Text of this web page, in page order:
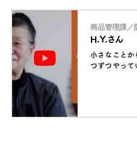
商品管理課／
H.Y.さん
小さなこと
つずつやって